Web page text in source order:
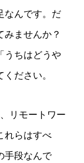
なんです。だ
みませんか？
うちはどうや
ださい。
リモートワー
れらはすべ
手段なんで